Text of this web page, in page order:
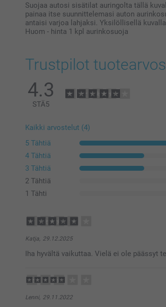
Suojaa autosi sisätilat auringolta tällä
painaa itse suunnittelemasi auton
antaisi varjoa lahjaksi. Yksilöllisellä
Huom - hinta 1 kpl aurinkosuoja
Trustpilot
4.3
STÄ5
Kaikki arvostelut (4)
5 Tähtiä
4 Tähtiä
3 Tähtiä
2 Tähtiä
1 Tähti
Katja, 29.12.2025
Iha hyvältä vaikuttaa. Vielä ei ole päässyt
Lenni, 29.11.2022